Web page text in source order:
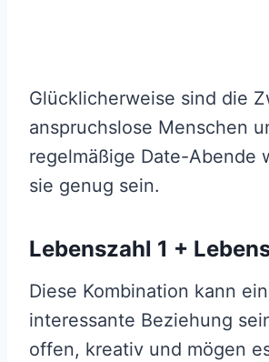
Glücklicherweise sind die
anspruchslose Menschen
regelmäßige Date-Abende
sie genug sein.
Lebenszahl 1 +
Diese Kombination kann
interessante Beziehung
offen, kreativ und mögen